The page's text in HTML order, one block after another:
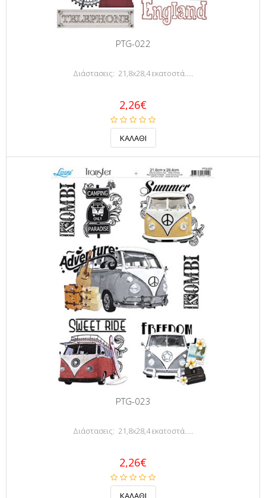
PTG-022
Διάστασεις: 21,8x28,4 εκατοστά.....
2,26€
PTG-023
Διάστασεις: 21,8x28,4 εκατοστά.....
2,26€